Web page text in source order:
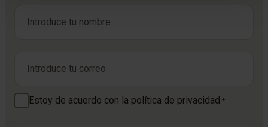
Consentimiento *
Estoy de acuerdo con la política de privacidad *